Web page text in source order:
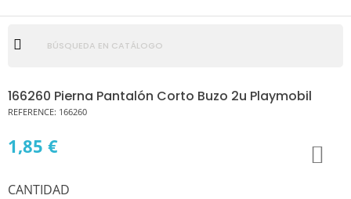
166260 Pierna Pantalón Corto Buzo 2u Playmobil
REFERENCE: 166260
1,85 €
CANTIDAD